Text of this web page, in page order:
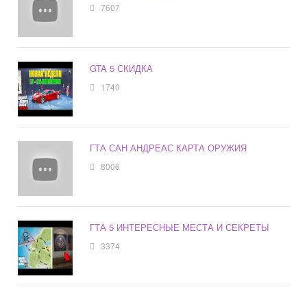
7607
GTA 5 СКИДКА
1740
ГТА САН АНДРЕАС КАРТА ОРУЖИЯ
8006
ГТА 5 ИНТЕРЕСНЫЕ МЕСТА И СЕКРЕТЫ
3374